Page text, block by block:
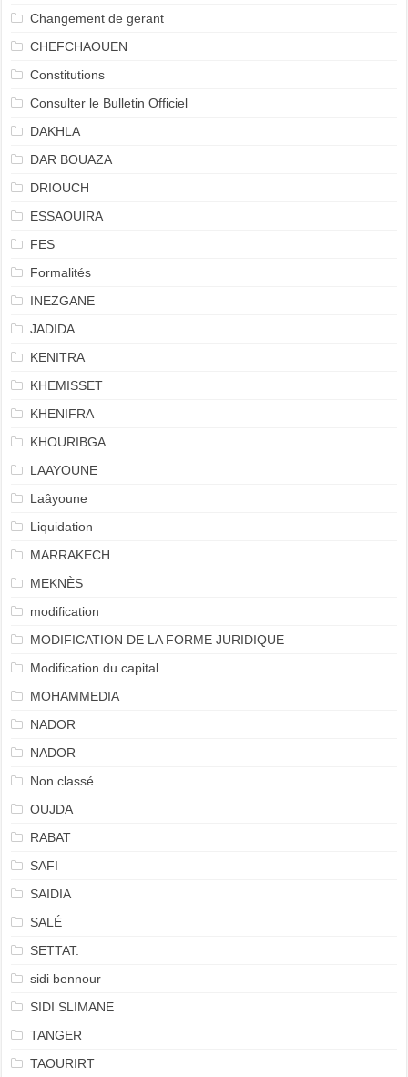
Changement de gerant
CHEFCHAOUEN
Constitutions
Consulter le Bulletin Officiel
DAKHLA
DAR BOUAZA
DRIOUCH
ESSAOUIRA
FES
Formalités
INEZGANE
JADIDA
KENITRA
KHEMISSET
KHENIFRA
KHOURIBGA
LAAYOUNE
Laâyoune
Liquidation
MARRAKECH
MEKNÈS
modification
MODIFICATION DE LA FORME JURIDIQUE
Modification du capital
MOHAMMEDIA
NADOR
NADOR
Non classé
OUJDA
RABAT
SAFI
SAIDIA
SALÉ
SETTAT.
sidi bennour
SIDI SLIMANE
TANGER
TAOURIRT